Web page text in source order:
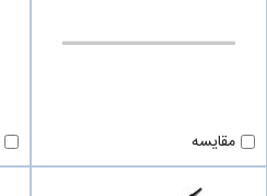
مقایسه